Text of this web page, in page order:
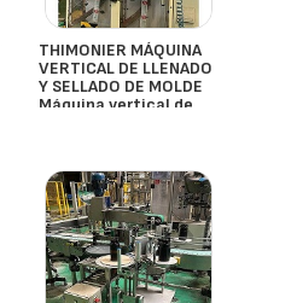
THIMONIER MÁQUINA
VERTICAL DE LLENADO
Y SELLADO DE MOLDE
Máquina vertical de
- España